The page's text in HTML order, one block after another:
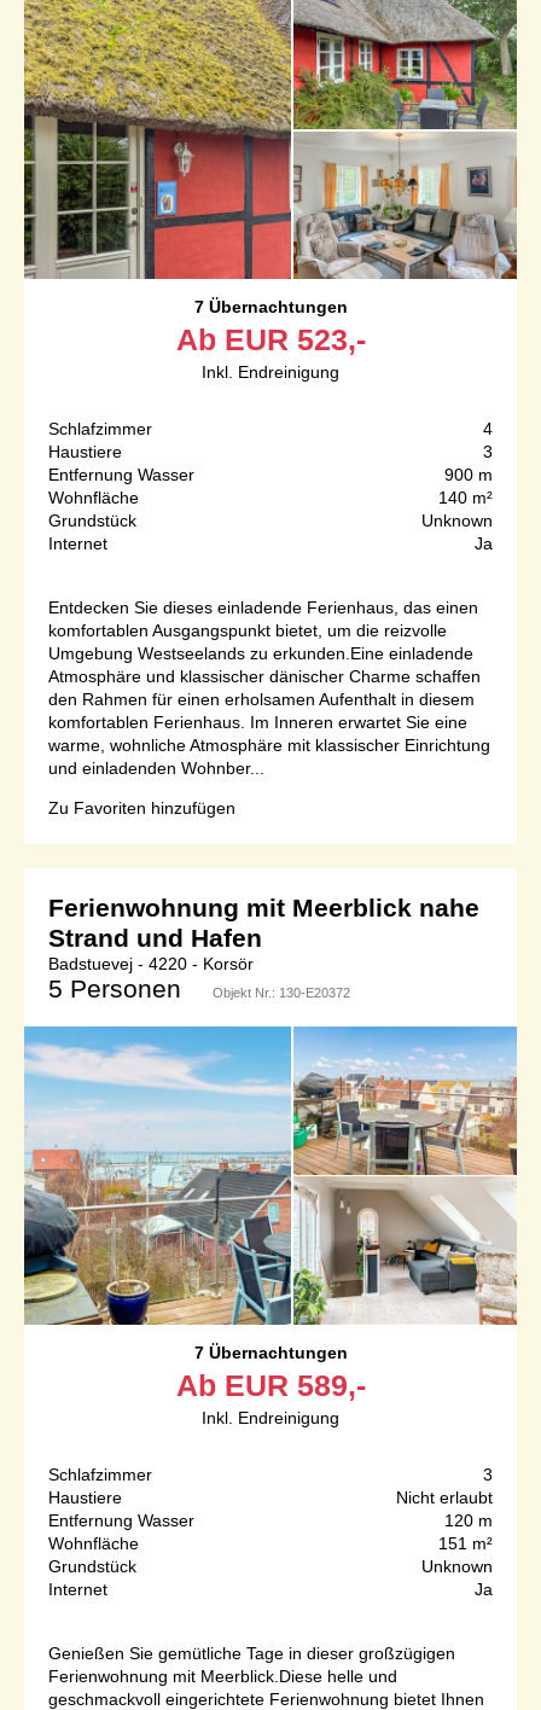
7 Übernachtungen
Ab EUR 523,-
Inkl. Endreinigung
Schlafzimmer
4
Haustiere
3
Entfernung Wasser
900 m
Wohnfläche
140 m²
Grundstück
Unknown
Internet
Ja
Entdecken Sie dieses einladende Ferienhaus, das einen
komfortablen Ausgangspunkt bietet, um die reizvolle
Umgebung Westseelands zu erkunden.Eine einladende
Atmosphäre und klassischer dänischer Charme schaffen
den Rahmen für einen erholsamen Aufenthalt in diesem
komfortablen Ferienhaus. Im Inneren erwartet Sie eine
warme, wohnliche Atmosphäre mit klassischer Einrichtung
und einladenden Wohnber...
Zu Favoriten hinzufügen
Ferienwohnung mit Meerblick nahe
Strand und Hafen
Badstuevej - 4220 - Korsör
5 Personen Objekt Nr.: 130-E20372
7 Übernachtungen
Ab EUR 589,-
Inkl. Endreinigung
Schlafzimmer
3
Haustiere
Nicht erlaubt
Entfernung Wasser
120 m
Wohnfläche
151 m²
Grundstück
Unknown
Internet
Ja
Genießen Sie gemütliche Tage in dieser großzügigen
Ferienwohnung mit Meerblick.Diese helle und
geschmackvoll eingerichtete Ferienwohnung bietet Ihnen